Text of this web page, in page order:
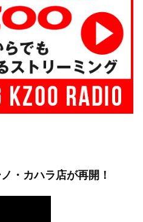
・カハラ店が再開！